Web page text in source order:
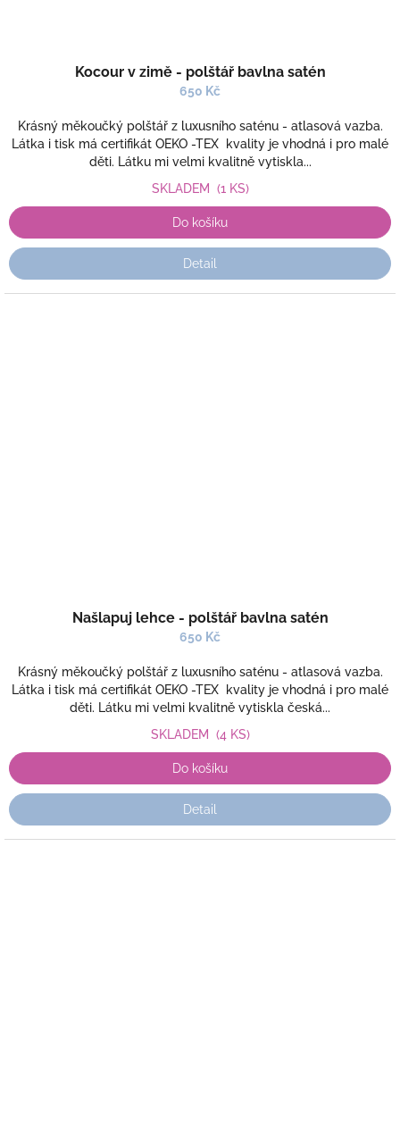
Kocour v zimě - polštář bavlna satén
650 Kč
Krásný měkoučký polštář z luxusního saténu - atlasová vazba.
Látka i tisk má certifikát OEKO -TEX kvality je vhodná i pro malé
děti. Látku mi velmi kvalitně vytiskla...
SKLADEM (1 KS)
Do košíku
Detail
Našlapuj lehce - polštář bavlna satén
650 Kč
Krásný měkoučký polštář z luxusního saténu - atlasová vazba.
Látka i tisk má certifikát OEKO -TEX kvality je vhodná i pro malé
děti. Látku mi velmi kvalitně vytiskla česká...
SKLADEM (4 KS)
Do košíku
Detail